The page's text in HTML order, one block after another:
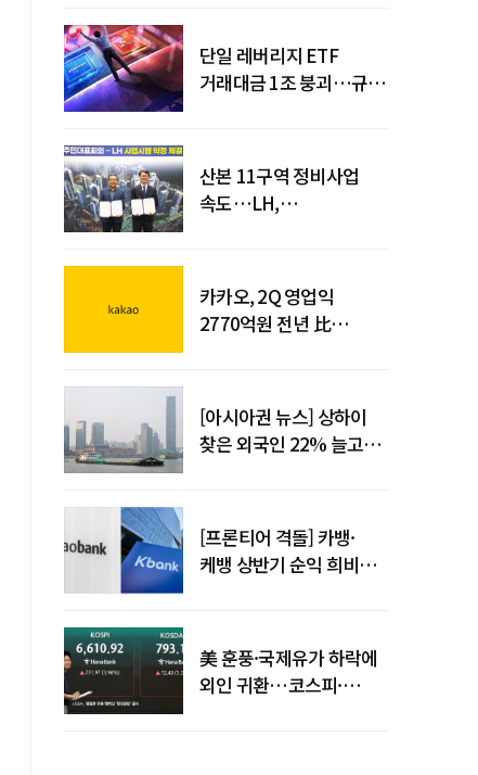
단일 레버리지 ETF
거래대금 1조 붕괴…규제
산본 11구역 정비사업
속도…LH,
카카오, 2Q 영업익
2770억원 전년 比
[아시아권 뉴스] 상하이
찾은 외국인 22% 늘고
[프론티어 격돌] 카뱅·
케뱅 상반기 순익 희비…
美 훈풍·국제유가 하락에
외인 귀환…코스피·